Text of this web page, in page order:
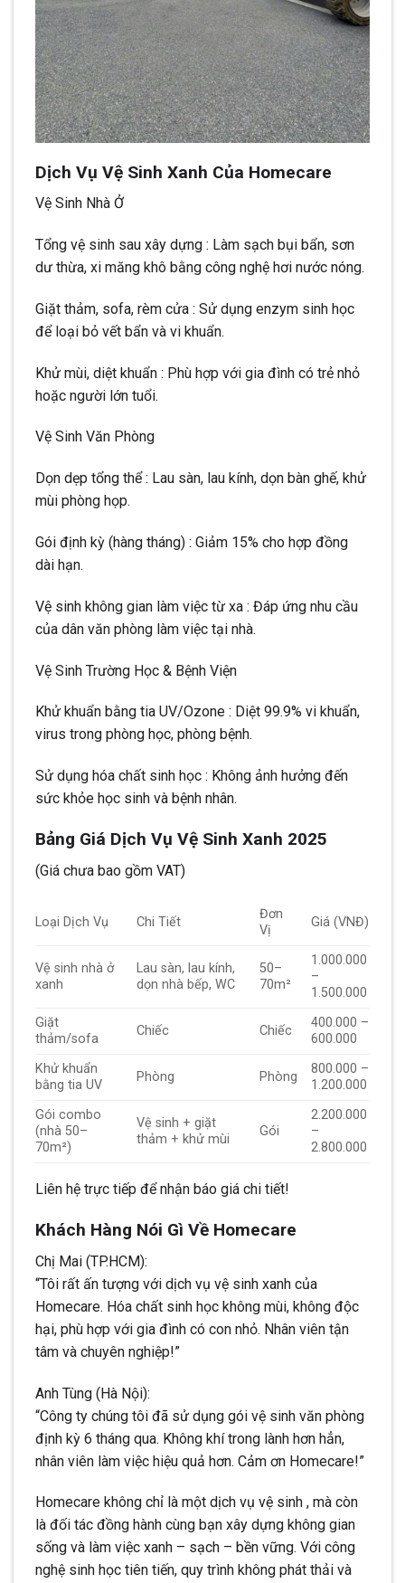
Dịch Vụ Vệ Sinh Xanh Của Homecare
Vệ Sinh Nhà Ở
Tổng vệ sinh sau xây dựng : Làm sạch bụi bẩn, sơn
dư thừa, xi măng khô bằng công nghệ hơi nước nóng.
Giặt thảm, sofa, rèm cửa : Sử dụng enzym sinh học
để loại bỏ vết bẩn và vi khuẩn.
Khử mùi, diệt khuẩn : Phù hợp với gia đình có trẻ nhỏ
hoặc người lớn tuổi.
Vệ Sinh Văn Phòng
Dọn dẹp tổng thể : Lau sàn, lau kính, dọn bàn ghế, khử
mùi phòng họp.
Gói định kỳ (hàng tháng) : Giảm 15% cho hợp đồng
dài hạn.
Vệ sinh không gian làm việc từ xa : Đáp ứng nhu cầu
của dân văn phòng làm việc tại nhà.
Vệ Sinh Trường Học & Bệnh Viện
Khử khuẩn bằng tia UV/Ozone : Diệt 99.9% vi khuẩn,
virus trong phòng học, phòng bệnh.
Sử dụng hóa chất sinh học : Không ảnh hưởng đến
sức khỏe học sinh và bệnh nhân.
Bảng Giá Dịch Vụ Vệ Sinh Xanh 2025
(Giá chưa bao gồm VAT)
Loại Dịch Vụ Chi Tiết
Đơn
Vị
Giá (VNĐ)
Vệ sinh nhà ở
xanh
Lau sàn, lau kính,
dọn nhà bếp, WC
50–
70m²
1.000.000
–
1.500.000
Giặt
thảm/sofa
Chiếc Chiếc
400.000 –
600.000
Khử khuẩn
bằng tia UV
Phòng Phòng
800.000 –
1.200.000
Gói combo
(nhà 50–
70m²)
Vệ sinh + giặt
thảm + khử mùi
Gói
2.200.000
–
2.800.000
Liên hệ trực tiếp để nhận báo giá chi tiết!
Khách Hàng Nói Gì Về Homecare
Chị Mai (TP.HCM):
“Tôi rất ấn tượng với dịch vụ vệ sinh xanh của
Homecare. Hóa chất sinh học không mùi, không độc
hại, phù hợp với gia đình có con nhỏ. Nhân viên tận
tâm và chuyên nghiệp!”
Anh Tùng (Hà Nội):
“Công ty chúng tôi đã sử dụng gói vệ sinh văn phòng
định kỳ 6 tháng qua. Không khí trong lành hơn hẳn,
nhân viên làm việc hiệu quả hơn. Cảm ơn Homecare!”
Homecare không chỉ là một dịch vụ vệ sinh , mà còn
là đối tác đồng hành cùng bạn xây dựng không gian
sống và làm việc xanh – sạch – bền vững. Với công
nghệ sinh học tiên tiến, quy trình không phát thải và